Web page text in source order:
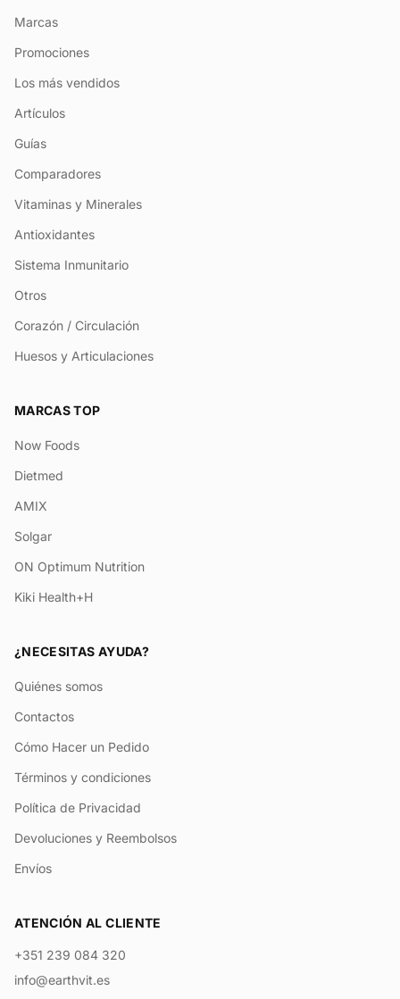
Marcas
Promociones
Los más vendidos
Artículos
Guías
Comparadores
Vitaminas y Minerales
Antioxidantes
Sistema Inmunitario
Otros
Corazón / Circulación
Huesos y Articulaciones
MARCAS TOP
Now Foods
Dietmed
AMIX
Solgar
ON Optimum Nutrition
Kiki Health+H
¿NECESITAS AYUDA?
Quiénes somos
Contactos
Cómo Hacer un Pedido
Términos y condiciones
Política de Privacidad
Devoluciones y Reembolsos
Envíos
ATENCIÓN AL CLIENTE
+351 239 084 320
info@earthvit.es